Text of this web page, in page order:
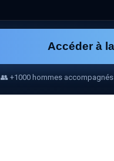
Accéder à
👥 +1000 hommes